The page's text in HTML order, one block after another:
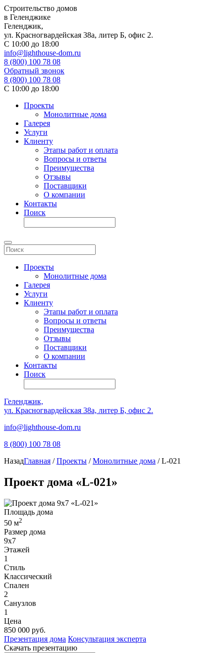
Строительство домов
в Геленджике
Геленджик,
ул. Красногвардейская 38а, литер Б, офис 2.
С 10:00 до 18:00
info@lighthouse-dom.ru
8 (800) 100 78 08
Обратный звонок
8 (800) 100 78 08
С 10:00 до 18:00
Проекты
Монолитные дома
Галерея
Услуги
Клиенту
Этапы работ и оплата
Вопросы и ответы
Преимущества
Отзывы
Поставщики
О компании
Контакты
Поиск
Проекты
Монолитные дома
Галерея
Услуги
Клиенту
Этапы работ и оплата
Вопросы и ответы
Преимущества
Отзывы
Поставщики
О компании
Контакты
Поиск
Геленджик,
ул. Красногвардейская 38а, литер Б, офис 2.
info@lighthouse-dom.ru
8 (800) 100 78 08
НазадГлавная /Проекты /Монолитные дома /L-021
Проект дома «L-021»
Площадь дома
50 м2
Размер дома
9х7
Этажей
1
Стиль
Классический
Спален
2
Санузлов
1
Цена
850 000 руб.
Презентация дома Консультация эксперта
Скачать презентацию